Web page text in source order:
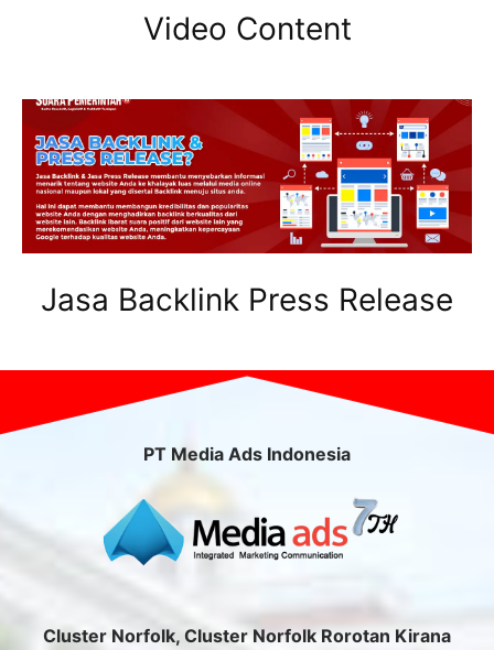
Video Content
Jasa Backlink Press Release
PT Media Ads Indonesia
Cluster Norfolk, Cluster Norfolk Rorotan Kirana